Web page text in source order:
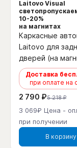
Laitovo Visual
10-20%
на магнитах
Каркасные
Laitovo для
дверей (на
Доставка
при оплате на
2 790 ₽5 218 ₽
3 069₽ Цена -
при получении
В корзину